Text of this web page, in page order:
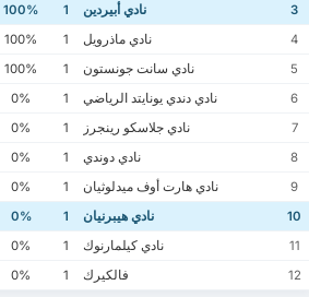
3
نادي أبيردين 1
100%
4
نادي ماذرويل 1
100%
5
نادي سانت جونستون 1
100%
6
نادي دندي يونايتد الرياضي 1
0%
7
نادي جلاسكو رينجرز 1
0%
8
نادي دوندي 1
0%
9
نادي هارت أوف ميدلوثيان 1
0%
10
نادي هيبرنيان 1
0%
11
نادي كيلمارنوك 1
0%
12
فالكيرك 1
0%